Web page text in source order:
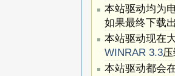
本站驱动均为
如果最终下载
本站驱动现在
WINRAR 3.3
本站驱动都会